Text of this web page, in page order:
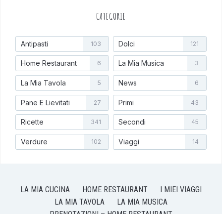
CATEGORIE
Antipasti 103 Dolci 121
Home Restaurant 6 La Mia Musica 3
La Mia Tavola 5 News 6
Pane E Lievitati 27 Primi 43
Ricette 341 Secondi 45
Verdure 102 Viaggi 14
LA MIA CUCINA HOME RESTAURANT
I MIEI VIAGGI
LA MIA TAVOLA
LA MIA MUSICA